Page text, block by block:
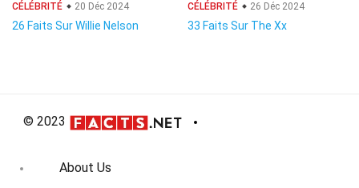
CÉLÉBRITÉ 20 Déc 2024
26 Faits Sur Willie Nelson
CÉLÉBRITÉ 26 Déc 2024
33 Faits Sur The Xx
© 2023
About Us